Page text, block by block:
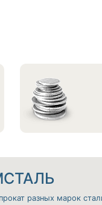
разных марок